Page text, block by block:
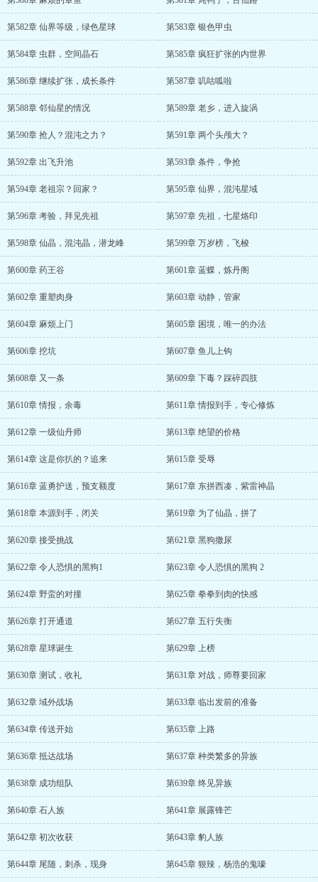
第582章 仙界等级，绿色星球 第583章 银色甲虫
第584章 虫群，空间晶石 第585章 疯狂扩张的内世界
第586章 继续扩张，成长条件 第587章 叽咕呱啦
第588章 邻仙星的情况 第589章 老乡，进入旋涡
第590章 抢人？混沌之力？ 第591章 两个头颅大？
第592章 出飞升池 第593章 条件，争抢
第594章 老祖宗？回家？ 第595章 仙界，混沌星域
第596章 考验，拜见先祖 第597章 先祖，七星烙印
第598章 仙晶，混沌晶，潜龙峰 第599章 万岁榜，飞梭
第600章 药王谷 第601章 蓝蝶，炼丹阁
第602章 重塑肉身 第603章 动静，管家
第604章 麻烦上门 第605章 困境，唯一的办法
第606章 挖坑 第607章 鱼儿上钩
第608章 又一条 第609章 下毒？踩碎四肢
第610章 情报，余毒 第611章 情报到手，专心修炼
第612章 一级仙丹师 第613章 绝望的价格
第614章 这是你扒的？追来 第615章 受辱
第616章 蓝勇护送，预支额度 第617章 东拼西凑，紫雷神晶
第618章 本源到手，闭关 第619章 为了仙晶，拼了
第620章 接受挑战 第621章 黑狗撒尿
第622章 令人恐惧的黑狗1 第623章 令人恐惧的黑狗 2
第624章 野蛮的对撞 第625章 拳拳到肉的快感
第626章 打开通道 第627章 五行失衡
第628章 星球诞生 第629章 上榜
第630章 测试，收礼 第631章 对战，师尊要回家
第632章 域外战场 第633章 临出发前的准备
第634章 传送开始 第635章 上路
第636章 抵达战场 第637章 种类繁多的异族
第638章 成功组队 第639章 终见异族
第640章 石人族 第641章 展露锋芒
第642章 初次收获 第643章 豹人族
第644章 尾随，刺杀，现身 第645章 狠辣，杨浩的鬼嚎